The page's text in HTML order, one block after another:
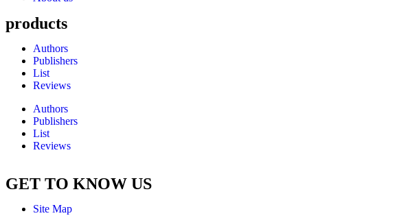
products
Authors
Publishers
List
Reviews
Authors
Publishers
List
Reviews
GET TO KNOW US
Site Map